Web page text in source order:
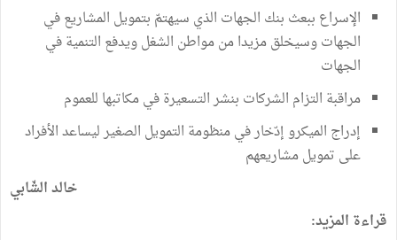
الإسراع ببعث بنك الجهات الذي سيهتمّ بتمويل المشاريع في
الجهات وسيخلق مزيدا من مواطن الشغل ويدفع التنمية في
الجهات
مراقبة التزام الشركات بنشر التسعيرة في مكاتبها للعموم
إدراج الميكرو إدّخار في منظومة التمويل الصغير ليساعد الأفراد
على تمويل مشاريعهم
خالد الشّابي
قراءة المزيد: